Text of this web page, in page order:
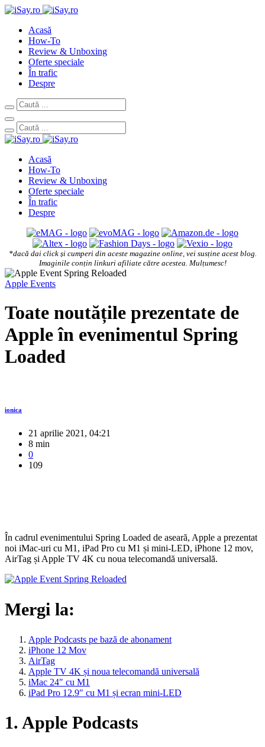
Acasă
How-To
Review & Unboxing
Oferte speciale
În trafic
Despre
Acasă
How-To
Review & Unboxing
Oferte speciale
În trafic
Despre
*dacă dai click și cumperi din aceste magazine online, vei susține acest blog.
Imaginile conțin linkuri afiliate către acestea. Mulțumesc!
Apple Events
Toate noutățile prezentate de
Apple în evenimentul Spring
Loaded
ionica
21 aprilie 2021, 04:21
8 min
0
109
În cadrul evenimentului Spring Loaded de aseară, Apple a prezentat
noi iMac-uri cu M1, iPad Pro cu M1 și mini-LED, iPhone 12 mov,
AirTag și Apple TV 4K cu noua telecomandă universală.
Mergi la:
Apple Podcasts pe bază de abonament
iPhone 12 Mov
AirTag
Apple TV 4K și noua telecomandă universală
iMac 24″ cu M1
iPad Pro 12.9″ cu M1 și ecran mini-LED
1. Apple Podcasts